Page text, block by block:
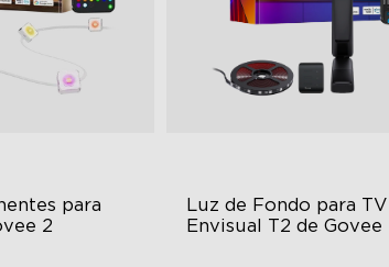
para
2
Luz de Fondo para TV
Envisual T2 de Govee